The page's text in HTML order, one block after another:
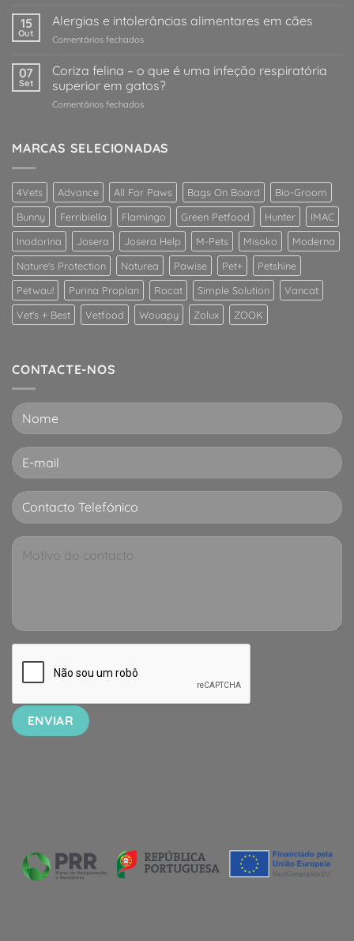
comeu
O
que
meu
tem
E
agora?
15
Out
Alergias e intolerâncias alimentares em cães
Comentários fechadosem
intolerâncias
alimentares
em
07
Set
Coriza felina – o que é uma infeção respiratória
superior em gatos?
Comentários fechadosem
–
é
uma
infeção
respiratória
superior
em
gatos?
MARCAS SELECIONADAS
4Vets Advance All For Paws Bags On Board
Bio-Groom
Bunny
Ferribiella Flamingo Green Petfood Hunter
IMAC
Inodorina
Josera Josera Help M-Pets Misoko
Moderna
Nature's Protection
Naturea Pawise Pet+
Petshine
Petwau!
Purina Proplan Rocat Simple Solution
Vancat
Vet's + Best
Vetfood Wouapy Zolux ZOOK
CONTACTE-NOS